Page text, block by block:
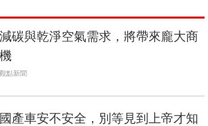
減碳與乾淨空氣需求，將帶來龐大商
機
觀點新聞
國產車安不安全，別等見到上帝才知